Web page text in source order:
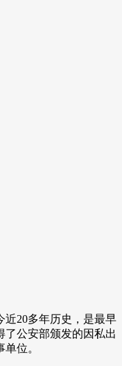
近20多年历史，是最早
了公安部颁发的因私出
位。